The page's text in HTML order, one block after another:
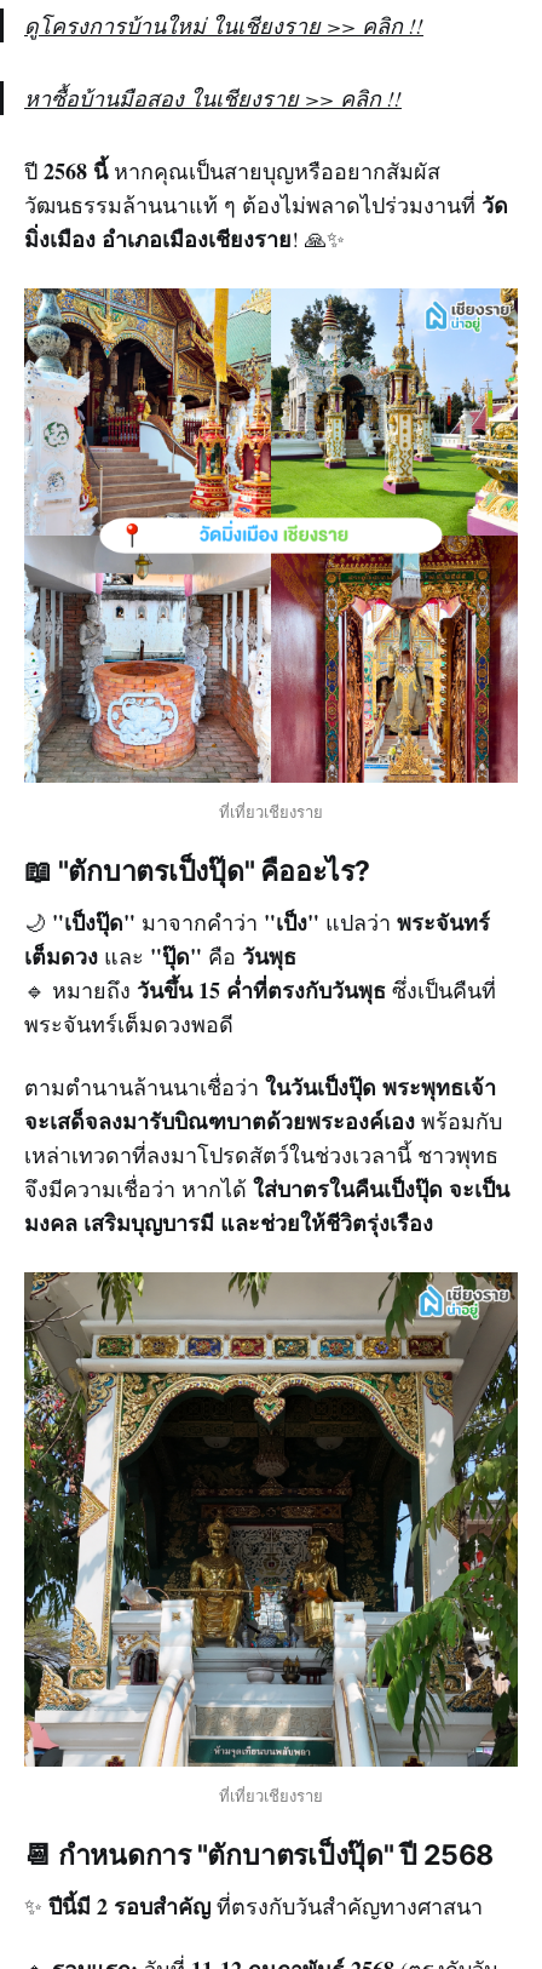
ดูโครงการบ้านใหม่ ในเชียงราย >> คลิก !!
หาซื้อบ้านมือสอง ในเชียงราย >> คลิก !!
ปี 2568 นี้หากคุณเป็นสายบุญหรืออยากสัมผัส
วัฒนธรรมล้านนาแท้ ๆ ต้องไม่พลาดไปร่วมงานที่ วัด
มิ่งเมือง อำเภอเมืองเชียงราย! 🙏✨
ที่เที่ยวเชียงราย
📖 "ตักบาตรเป็งปุ๊ด" คืออะไร?
🌙 "เป็งปุ๊ด" มาจากคำว่า "เป็ง" แปลว่า พระจันทร์
เต็มดวง และ "ปุ๊ด" คือ วันพุธ
🔹 หมายถึง วันขึ้น 15 ค่ำที่ตรงกับวันพุธ ซึ่งเป็นคืนที่
พระจันทร์เต็มดวงพอดี
ตามตำนานล้านนาเชื่อว่า ในวันเป็งปุ๊ด พระพุทธเจ้า
จะเสด็จลงมารับบิณฑบาตด้วยพระองค์เอง พร้อมกับ
เหล่าเทวดาที่ลงมาโปรดสัตว์ในช่วงเวลานี้ ชาวพุทธ
จึงมีความเชื่อว่า หากได้ ใส่บาตรในคืนเป็งปุ๊ด จะเป็น
มงคล เสริมบุญบารมี และช่วยให้ชีวิตรุ่งเรือง
ที่เที่ยวเชียงราย
📆 กำหนดการ "ตักบาตรเป็งปุ๊ด" ปี 2568
✨ ปีนี้มี 2 รอบสำคัญ ที่ตรงกับวันสำคัญทางศาสนา